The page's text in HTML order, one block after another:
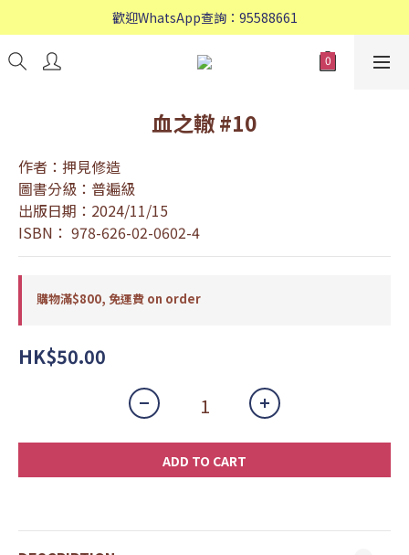
歡迎WhatsApp查詢：95588661
歡迎WhatsApp查詢：95588661
會員專享: 購物滿$800, 免運費
血之轍 #10
作者：押見修造
圖書分級：普遍級
出版日期：2024/11/15
ISBN： 978-626-02-0602-4
購物滿$800, 免運費 on order
HK$50.00
ADD TO CART